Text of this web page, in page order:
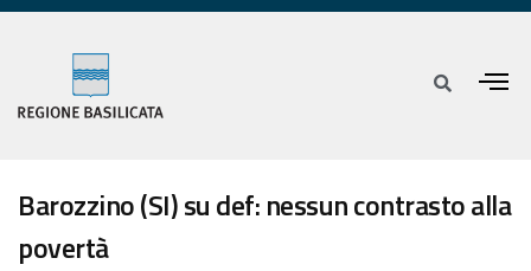
Barozzino (SI) su def: nessun contrasto alla
povertà